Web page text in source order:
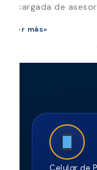
encargada de
Leer más»
Celular de